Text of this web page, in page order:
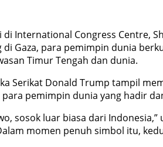
International Congress Centre,
Gaza, para pemimpin dunia
Timur Tengah dan dunia.
Serikat Donald Trump tampil
pemimpin dunia yang hadir
sosok luar biasa dari
momen penuh simbol itu,